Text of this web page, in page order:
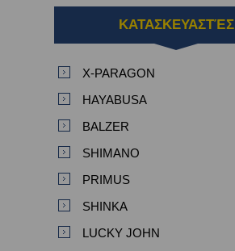
ΚΑΤΑΣΚΕΥΑΣΤΈΣ
X-PARAGON
HAYABUSA
BALZER
SHIMANO
PRIMUS
SHINKA
LUCKY JOHN